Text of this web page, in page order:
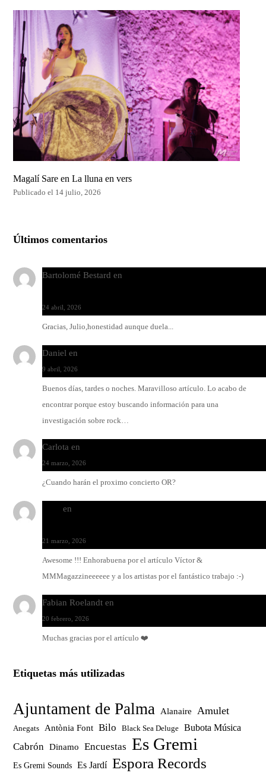
Magalí Sare en La lluna en vers
Publicado el 14 julio, 2026
Últimos comentarios
Bartolomé Bestard en
24 abril, 2026
Gracias, Julio,honestidad aunque duela...
Daniel en
9 abril, 2026
Buenos días, tardes o noches. Maravilloso artículo. Lo acabo de
encontrar porque estoy buscando información para una
investigación sobre rock…
Carlota en
24 marzo, 2026
¿Cuando harán el proximo concierto OR?
en
21 marzo, 2026
Awesome !!! Enhorabuena por el artículo Víctor &
MMMagazzineeeeee y a los artistas por el fantástico trabajo :-)
Fabian Roelandt en
20 febrero, 2026
Muchas gracias por el artículo ❤️
Etiquetas más utilizadas
Ajuntament de Palma Alanaire Amulet
Anegats Antònia Font Bilo Black Sea Deluge Bubota Música
Cabrón Dinamo Encuestas Es Gremi
Es Gremi Sounds Es Jardí Espora Records